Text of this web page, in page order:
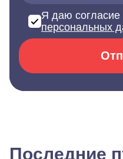
Я даю согласие
персональных
Последние